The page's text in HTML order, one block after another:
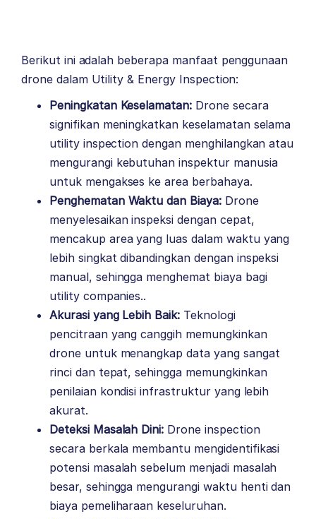
Berikut ini adalah beberapa manfaat penggunaan
drone dalam Utility & Energy Inspection:
Peningkatan Keselamatan: Drone secara
signifikan meningkatkan keselamatan selama
utility inspection dengan menghilangkan atau
mengurangi kebutuhan inspektur manusia
untuk mengakses ke area berbahaya.
Penghematan Waktu dan Biaya:Drone
menyelesaikan inspeksi dengan cepat,
mencakup area yang luas dalam waktu yang
lebih singkat dibandingkan dengan inspeksi
manual, sehingga menghemat biaya bagi
utility companies..
Akurasi yang Lebih Baik: Teknologi
pencitraan yang canggih memungkinkan
drone untuk menangkap data yang sangat
rinci dan tepat, sehingga memungkinkan
penilaian kondisi infrastruktur yang lebih
akurat.
Deteksi Masalah Dini: Drone inspection
secara berkala membantu mengidentifikasi
potensi masalah sebelum menjadi masalah
besar, sehingga mengurangi waktu henti dan
biaya pemeliharaan keseluruhan.